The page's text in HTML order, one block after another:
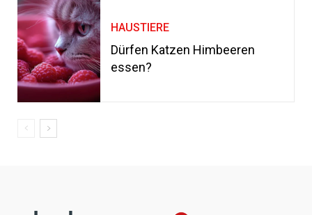
HAUSTIERE
Dürfen Katzen Himbeeren
essen?